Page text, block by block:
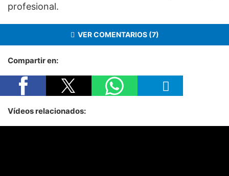
profesional.
VER COMENTARIOS (7)
Compartir en:
Vídeos relacionados: